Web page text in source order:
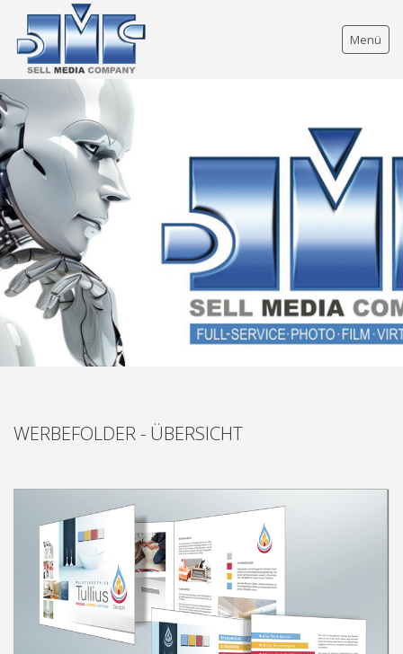
Menü
FULL SERVICE
FULL-SERVICE ÜBERSICHT
NEWS
IMAGEFILME
FOTOGRAFIE
GRAFIK-DESIGN
GRAFIK-ÜBERSICHT
WERBE-FOLDER
IMAGEFOLDER SELL
INVESTOREN FOLDER
HEIZUNG-SANITÄR-FOLDER
FÖRDERTECHNIK FOLDER
GEMEINDE JOURNAL
AGRI-HUB-FOLDER
WERBEFOLDER - ÜBERSICHT